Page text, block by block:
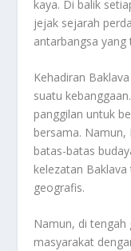
kaya. Di balik
jejak sejarah
antarbangsa
Kehadiran
suatu
panggilan untuk
bersama. Namun,
batas-batas
kelezatan
geografis.
Namun, di tengah
masyarakat